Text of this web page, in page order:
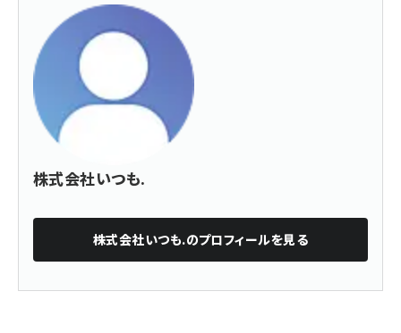
株式会社いつも.
株式会社いつも.のプロフィールを見る